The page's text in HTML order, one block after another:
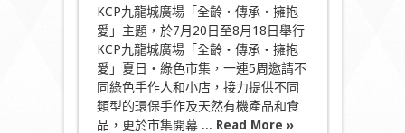
綠
色
市
集〉
中
KCP九龍城廣場「全齡．傳承．擁抱
愛」主題，於7月20日至8月18日舉行
KCP九龍城廣場「全齡‧傳承‧擁抱
愛」夏日‧綠色市集，一連5周邀請不
同綠色手作人和小店，接力提供不同
類型的環保手作及天然有機產品和食
品，更於市集開幕 ... Read More »